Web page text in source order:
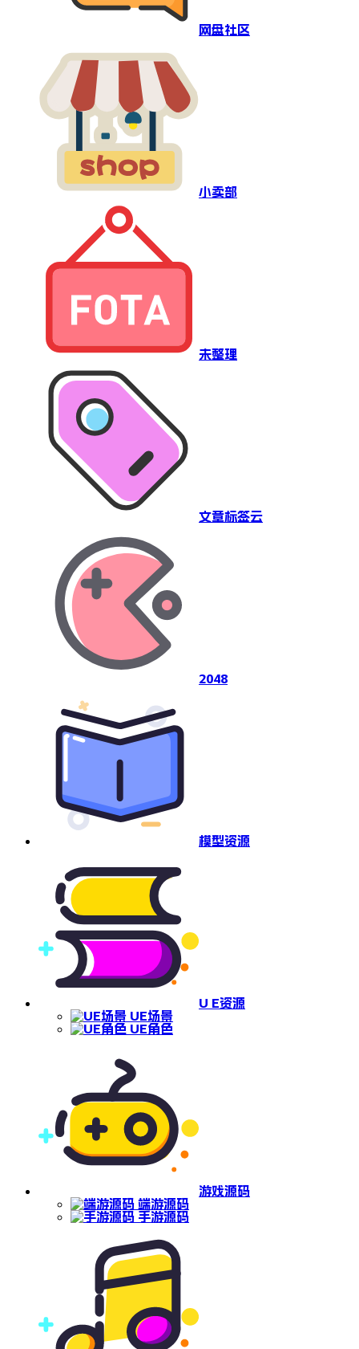
网盘社区
小卖部
未整理
文章标签云
2048
模型资源
U E资源
UE场景
UE角色
游戏源码
端游源码
手游源码